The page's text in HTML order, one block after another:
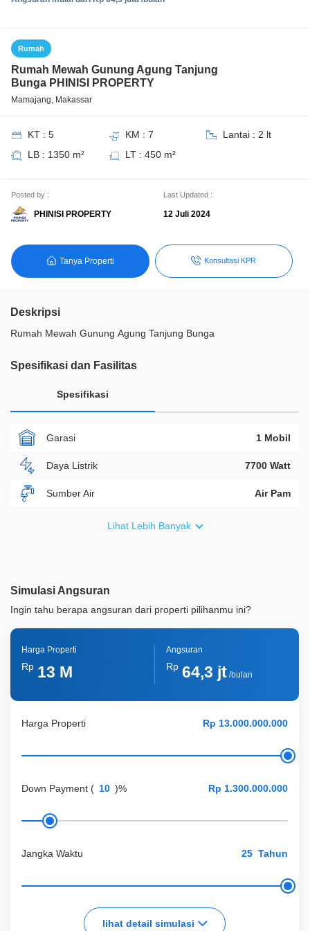
Rumah
Rumah Mewah Gunung Agung Tanjung
Bunga PHINISI PROPERTY
Mamajang, Makassar
KT : 5 KM : 7
Lantai : 2 lt
LB : 1350 m²
LT : 450 m²
Posted by :
PHINISI PROPERTY
Last Updated :
12 Juli 2024
Tanya Properti Konsultasi KPR
Deskripsi
Rumah Mewah Gunung Agung Tanjung Bunga
Spesifikasi dan Fasilitas
Spesifikasi
Garasi 1 Mobil
Daya Listrik 7700 Watt
Sumber Air Air Pam
ID Properti
Lainnya Kolam Renang Pribadi
Lihat Lebih Banyak
Simulasi Angsuran
Ingin tahu berapa angsuran dari properti pilihanmu ini?
Harga Properti
Down Payment ( )%
Jangka Waktu Tahun
lihat detail simulasi
Harga Properti
Rp 13 M
Angsuran
Rp 64,3 jt/bulan